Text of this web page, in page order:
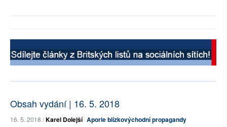
Obsah vydání | 16. 5. 2018
16. 5. 2018 /Karel Dolejší Aporie blízkovýchodní propagandy